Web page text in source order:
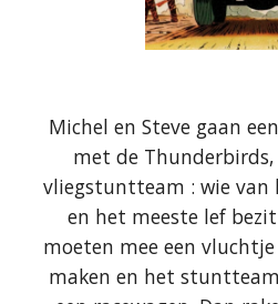
Michel en Steve gaan
met de Thunderbirds,
vliegstuntteam : wie van
en het meeste lef
moeten mee een
maken en het